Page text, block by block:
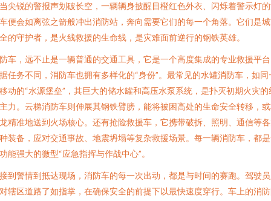
尖锐的警报声划破长空，一辆辆身披醒目橙红色外衣、闪烁着警示灯
便会如离弦之箭般冲出消防站，奔向需要它们的每一个角落。它们是
的守护者，是火线救援的生命线，是灾难面前逆行的钢铁英雄。
车，远不止是一辆普通的交通工具，它是一个高度集成的专业救援平
任务不同，消防车也拥有多样化的“身份”。最常见的水罐消防车，如同
动的“水源堡垒”，其巨大的储水罐和高压水泵系统，是扑灭初期火灾的
力。云梯消防车则伸展其钢铁臂膀，能将被困高处的生命安全转移，
精准地送到火场核心。还有抢险救援车，它携带破拆、照明、通信等
装备，应对交通事故、地震坍塌等复杂救援场景。每一辆消防车，都
能强大的微型“应急指挥与作战中心”。
到警情到抵达现场，消防车的每一次出动，都是与时间的赛跑。驾驶
辖区道路了如指掌，在确保安全的前提下以最快速度穿行。车上的消